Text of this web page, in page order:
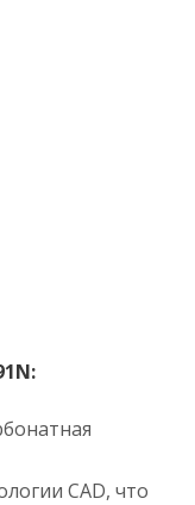
CAD, что